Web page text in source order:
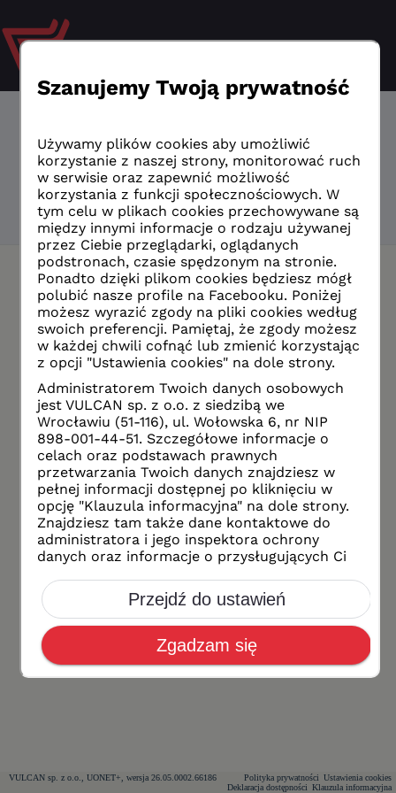
Logowanie
nauczyciel /
pracownik
VULCAN sp. z o.o., UONET+, wersja 26.05.0002.66186 Ustawienia cookies
Polityka prywatności
Klauzula informacyjna
Deklaracja dostępności